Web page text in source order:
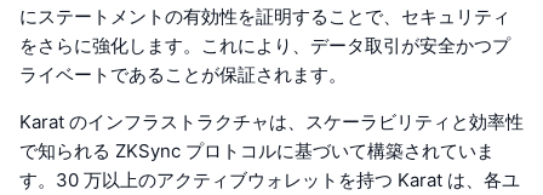
にステートメントの有効性を証明することで、セキュリティ
をさらに強化します。これにより、データ取引が安全かつプ
ライベートであることが保証されます。
Karat のインフラストラクチャは、スケーラビリティと効率性
で知られる ZKSync プロトコルに基づいて構築されていま
す。30 万以上のアクティブウォレットを持つ Karat は、各ユ